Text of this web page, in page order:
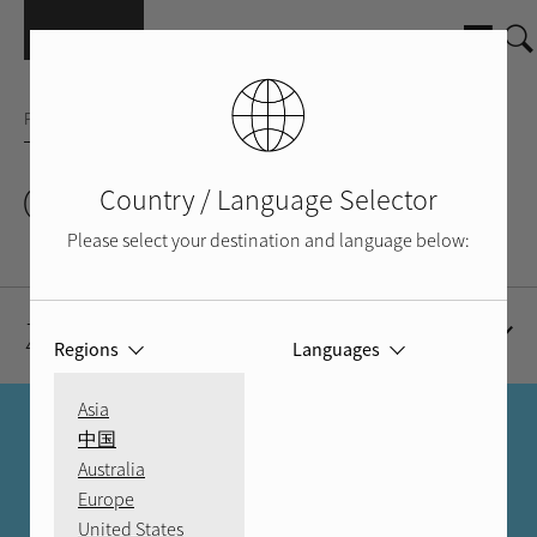
PŘÍSLUŠENSTVÍ
QA-100
Zdroje
VYHLEDAT PRODEJCE
VÍCE NEŽ JEN OBCHOD
Country / Language Selector
Please select your destination and language below:
Regions
Asia
中国
Australia
Europe
United States
Languages